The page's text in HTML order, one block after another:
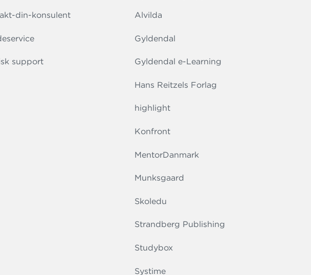
din-konsulent
support
Alvilda
Gyldendal
Gyldendal e-Learning
Hans Reitzels Forlag
highlight
Konfront
MentorDanmark
Munksgaard
Skoledu
Strandberg Publishing
Studybox
Systime